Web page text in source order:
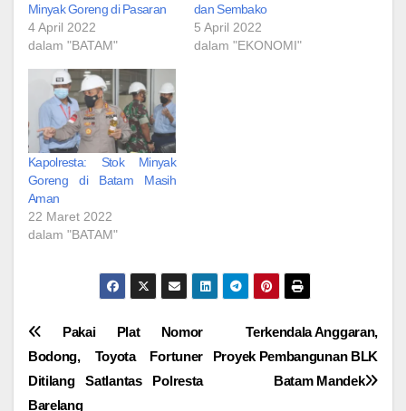
Minyak Goreng di Pasaran
4 April 2022
dalam "BATAM"
dan Sembako
5 April 2022
dalam "EKONOMI"
Kapolresta: Stok Minyak
Goreng di Batam Masih
Aman
22 Maret 2022
dalam "BATAM"
Navigasi
pos
Terkendala Anggaran,
Proyek Pembangunan BLK
Batam Mandek
Pakai Plat Nomor
Bodong, Toyota Fortuner
Ditilang Satlantas Polresta
Barelang